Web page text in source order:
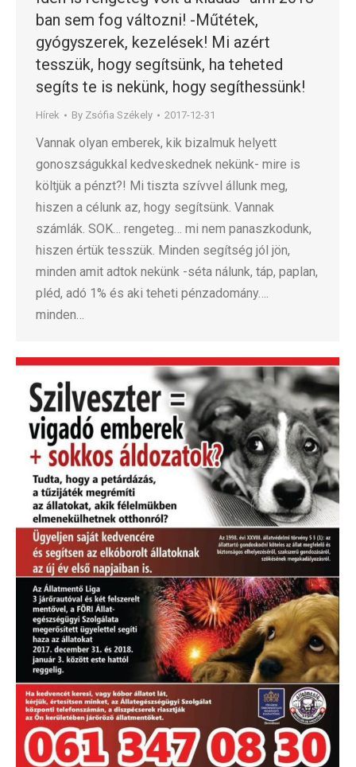
ban sem fog változni! -Műtétek,
gyógyszerek, kezelések! Mi azért
tesszük, hogy segítsünk, ha teheted
segíts te is nekünk, hogy segíthessünk!
Hírek By Zsófia Székely 2017-12-31
Vannak olyan emberek, kik bizalmuk helyett
gonoszságukkal kedveskednek nekünk- mire is
költjük a pénzt?! Mi tiszta szívvel állunk meg,
hiszen a célunk az, hogy segítsünk. Vannak
számlák. SOK… rengeteg… mi nem panaszkodunk,
hiszen értük tesszük. Minden segítség jól jön,
minden amit adtok nekünk -séta nálunk, táp, paplan,
pléd, adó 1% és aki teheti pénzadomány….
minden…